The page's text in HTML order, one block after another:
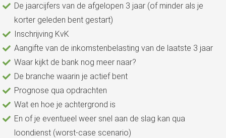
De jaarcijfers van de afgelopen 3 jaar (of minder als je
korter geleden bent gestart)
Inschrijving KvK
Aangifte van de inkomstenbelasting van de laatste 3 jaar
Waar kijkt de bank nog meer naar?
De branche waarin je actief bent
Prognose qua opdrachten
Wat en hoe je achtergrond is
En of je eventueel weer snel aan de slag kan qua
loondienst (worst-case scenario)